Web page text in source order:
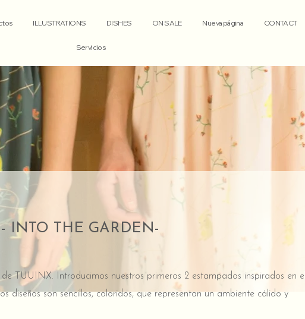
ILLUSTRATIONS DISHES ON SALE Nueva página CONTACT
Servicios
INTO THE GARDEN-
TUUINX. Introducimos nuestros primeros 2 estampados inspirados en el
diseños son sencillos, coloridos, que representan un ambiente cálido y